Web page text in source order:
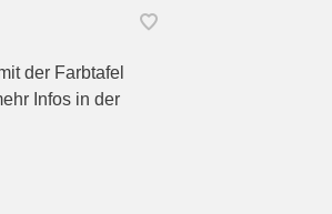
der Farbtafel
Infos in der